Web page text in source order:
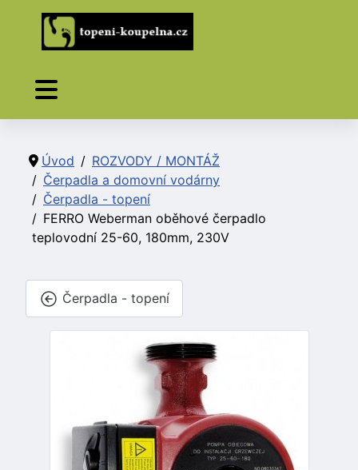
Úvod
ROZVODY / MONTÁŽ
Čerpadla a domovní vodárny
Čerpadla - topení
FERRO Weberman oběhové čerpadlo
teplovodní 25-60, 180mm, 230V
Čerpadla - topení